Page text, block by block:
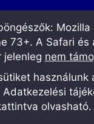
Mozilla
73+. A Safari és
jelenleg nem
használunk
Adatkezelési
olvasható.